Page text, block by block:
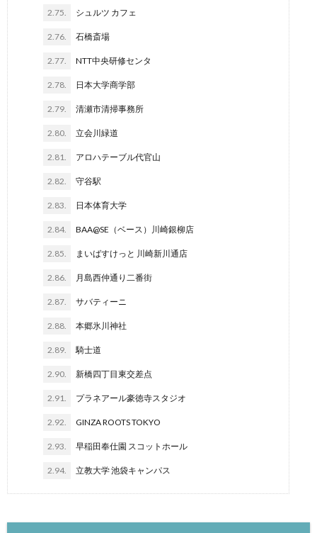
2.75. シュルツ カフェ
2.76. 石橋斎場
2.77. NTT中央研修センタ
2.78. 日本大学商学部
2.79. 清瀬市清掃事務所
2.80. 立会川緑道
2.81. アロハテーブル代官山
2.82. 守谷駅
2.83. 日本体育大学
2.84. BAA@SE（ベース）川崎銀柳店
2.85. まいばすけっと 川崎新川通店
2.86. 月島西仲通り二番街
2.87. サバティーニ
2.88. 本郷氷川神社
2.89. 騎士道
2.90. 新橋四丁目東交差点
2.91. プラネアール豪徳寺スタジオ
2.92. GINZA ROOTS TOKYO
2.93. 早稲田奉仕園 スコットホール
2.94. 立教大学 池袋キャンパス